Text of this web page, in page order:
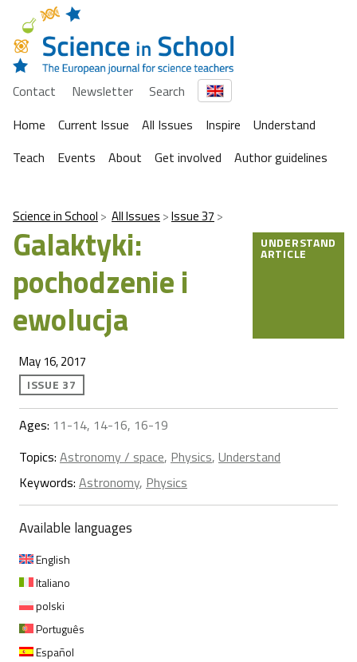
Contact Newsletter
Search
Home
Current Issue All Issues Inspire
Understand
Teach
Events About Get involved Author guidelines
Science in School All Issues Issue 37
Galaktyki:
pochodzenie i
ewolucja
UNDERSTAND
ARTICLE
May 16, 2017
ISSUE 37
Ages: 11-14, 14-16, 16-19
Topics: Astronomy / space, Physics, Understand
Keywords: Astronomy, Physics
Available languages
English
Italiano
polski
Português
Español